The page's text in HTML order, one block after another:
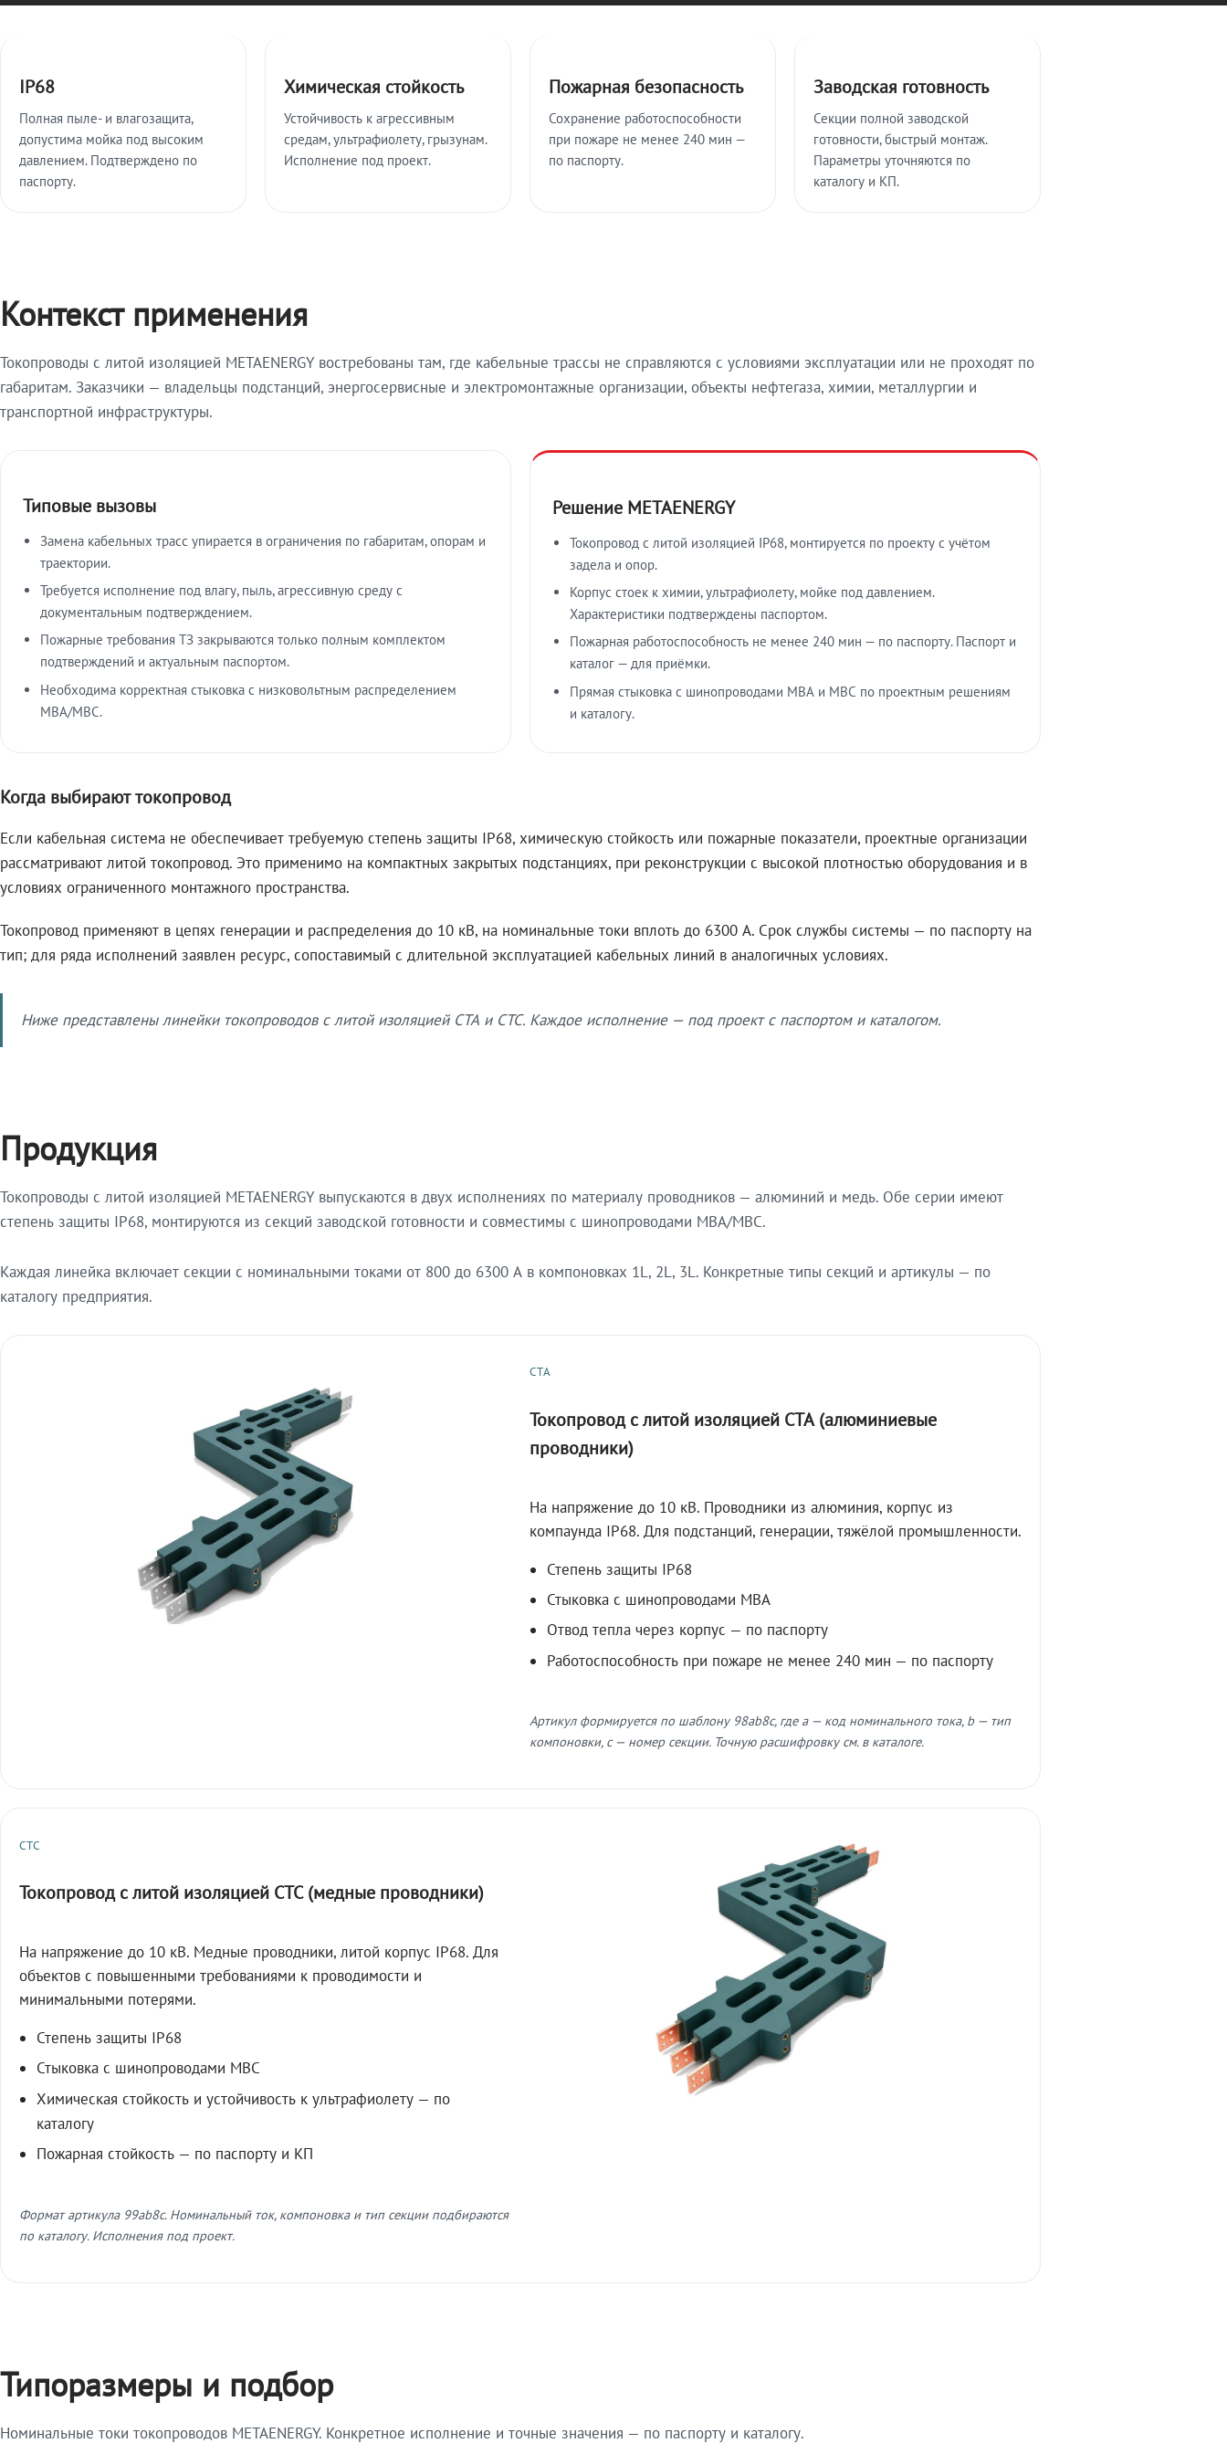
IP68
Полная пыле- и влагозащита,
допустима мойка под высоким
давлением. Подтверждено по
паспорту.
Химическая стойкость
Устойчивость к агрессивным
средам, ультрафиолету, грызунам.
Исполнение под проект.
Пожарная безопасность
Сохранение работоспособности
при пожаре не менее 240 мин —
по паспорту.
Заводская готовность
Секции полной заводской
готовности, быстрый монтаж.
Параметры уточняются по
каталогу и КП.
Контекст применения
Токопроводы с литой изоляцией METAENERGY востребованы там, где кабельные трассы не справляются с условиями эксплуатации или не проходят по
габаритам. Заказчики — владельцы подстанций, энергосервисные и электромонтажные организации, объекты нефтегаза, химии, металлургии и
транспортной инфраструктуры.
Типовые вызовы
Замена кабельных трасс упирается в ограничения по габаритам, опорам и
траектории.
Требуется исполнение под влагу, пыль, агрессивную среду с
документальным подтверждением.
Пожарные требования ТЗ закрываются только полным комплектом
подтверждений и актуальным паспортом.
Необходима корректная стыковка с низковольтным распределением
МВА/МВС.
Решение METAENERGY
Токопровод с литой изоляцией IP68, монтируется по проекту с учётом
задела и опор.
Корпус стоек к химии, ультрафиолету, мойке под давлением.
Характеристики подтверждены паспортом.
Пожарная работоспособность не менее 240 мин — по паспорту. Паспорт и
каталог — для приёмки.
Прямая стыковка с шинопроводами МВА и МВС по проектным решениям
и каталогу.
Когда выбирают токопровод
Если кабельная система не обеспечивает требуемую степень защиты IP68, химическую стойкость или пожарные показатели, проектные организации
рассматривают литой токопровод. Это применимо на компактных закрытых подстанциях, при реконструкции с высокой плотностью оборудования и в
условиях ограниченного монтажного пространства.
Токопровод применяют в цепях генерации и распределения до 10 кВ, на номинальные токи вплоть до 6300 А. Срок службы системы — по паспорту на
тип; для ряда исполнений заявлен ресурс, сопоставимый с длительной эксплуатацией кабельных линий в аналогичных условиях.
Ниже представлены линейки токопроводов с литой изоляцией СТА и СТС. Каждое исполнение — под проект с паспортом и каталогом.
Продукция
Токопроводы с литой изоляцией METAENERGY выпускаются в двух исполнениях по материалу проводников — алюминий и медь. Обе серии имеют
степень защиты IP68, монтируются из секций заводской готовности и совместимы с шинопроводами МВА/МВС.
Каждая линейка включает секции с номинальными токами от 800 до 6300 А в компоновках 1L, 2L, 3L. Конкретные типы секций и артикулы — по
каталогу предприятия.
СТА
Токопровод с литой изоляцией СТА (алюминиевые
проводники)
На напряжение до 10 кВ. Проводники из алюминия, корпус из
компаунда IP68. Для подстанций, генерации, тяжёлой промышленности.
Степень защиты IP68
Стыковка с шинопроводами МВА
Отвод тепла через корпус — по паспорту
Работоспособность при пожаре не менее 240 мин — по паспорту
Артикул формируется по шаблону 98ab8c, где a — код номинального тока, b — тип
компоновки, c — номер секции. Точную расшифровку см. в каталоге.
СТС
Токопровод с литой изоляцией СТС (медные проводники)
На напряжение до 10 кВ. Медные проводники, литой корпус IP68. Для
объектов с повышенными требованиями к проводимости и
минимальными потерями.
Степень защиты IP68
Стыковка с шинопроводами МВС
Химическая стойкость и устойчивость к ультрафиолету — по
каталогу
Пожарная стойкость — по паспорту и КП
Формат артикула 99ab8c. Номинальный ток, компоновка и тип секции подбираются
по каталогу. Исполнения под проект.
Типоразмеры и подбор
Номинальные токи токопроводов METAENERGY. Конкретное исполнение и точные значения — по паспорту и каталогу.